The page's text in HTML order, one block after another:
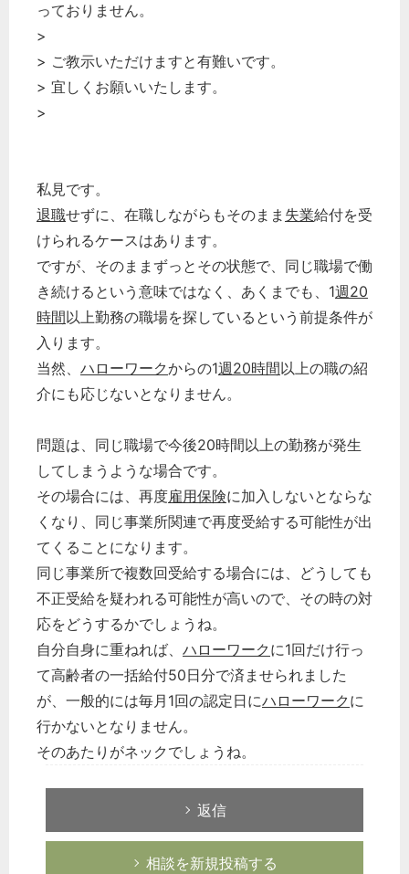
っておりません。
>
> ご教示いただけますと有難いです。
> 宜しくお願いいたします。
>
私見です。
退職せずに、在職しながらもそのまま 失業給付を受
けられるケースはあります。
ですが、そのままずっとその状態で、同じ職場で働
き続けるという意味ではなく、あくまでも、1週20
時間以上勤務の職場を探しているという前提条件が
入ります。
当然、 ハローワークからの1週20時間以上の職の紹
介にも応じないとなりません。
問題は、同じ職場で今後20時間以上の勤務が発生
してしまうような場合です。
その場合には、再度雇用保険に加入しないとならな
くなり、同じ事業所関連で再度受給する可能性が出
てくることになります。
同じ事業所で複数回受給する場合には、どうしても
不正受給を疑われる可能性が高いので、その時の対
応をどうするかでしょうね。
自分自身に重ねれば、 ハローワーク に1回だけ行っ
て高齢者の一括給付50日分で済ませられました
が、一般的には毎月1回の認定日にハローワーク に
行かないとなりません。
そのあたりがネックでしょうね。
返信
相談を新規投稿する